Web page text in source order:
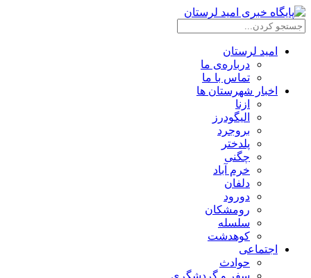
امید لرستان
درباره‌ی ما
تماس با ما
اخبار شهرستان ها
ازنا
الیگودرز
بروجرد
پلدختر
چگنی
خرم آباد
دلفان
دورود
رومشکان
سلسله
کوهدشت
اجتماعی
حوادث
سفر و گردشگری